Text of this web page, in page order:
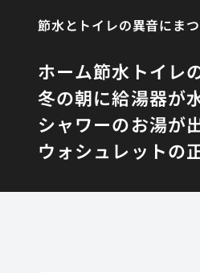
節水とトイレの異音にま
ホーム節水トイレ
冬の朝に給湯器が
シャワーのお湯が
ウォシュレットの